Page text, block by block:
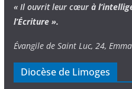
« Il ouvrit leur cœur à
l’Écriture ».
Évangile de Saint Luc, 24,
Diocèse de Limoges